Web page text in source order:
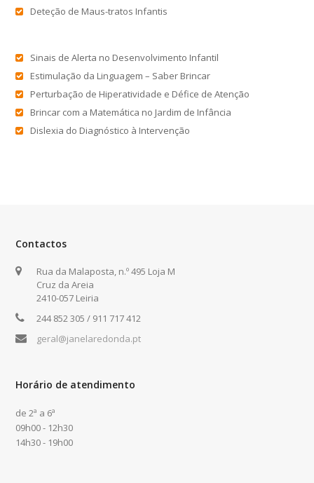
Deteção de Maus-tratos Infantis
Sinais de Alerta no Desenvolvimento Infantil
Estimulação da Linguagem – Saber Brincar
Perturbação de Hiperatividade e Défice de Atenção
Brincar com a Matemática no Jardim de Infância
Dislexia do Diagnóstico à Intervenção
Contactos
Rua da Malaposta, n.º 495 Loja M
Cruz da Areia
2410-057 Leiria
244 852 305 / 911 717 412
geral@janelaredonda.pt
Horário de atendimento
de 2ª a 6ª
09h00 - 12h30
14h30 - 19h00